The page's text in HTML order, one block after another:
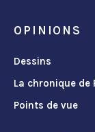
OPINIONS
Dessins
La chronique de
Points de vue